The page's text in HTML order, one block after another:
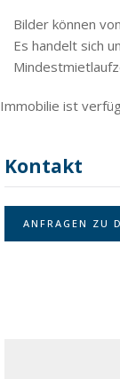
Bilder können
Es handelt sich
Immobilie ist
Kontakt
ANFRAGEN ZU